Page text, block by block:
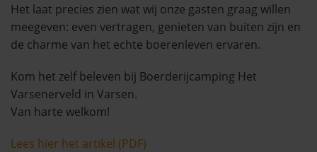
Het laat precies zien wat wij onze gasten graag willen
meegeven: even vertragen, genieten van buiten zijn en
de charme van het echte boerenleven ervaren.
Kom het zelf beleven bij Boerderijcamping Het
Varsenerveld in Varsen.
Van harte welkom!
Lees hier het artikel (PDF)